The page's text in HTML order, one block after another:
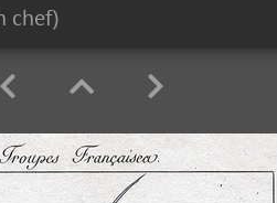
chef)